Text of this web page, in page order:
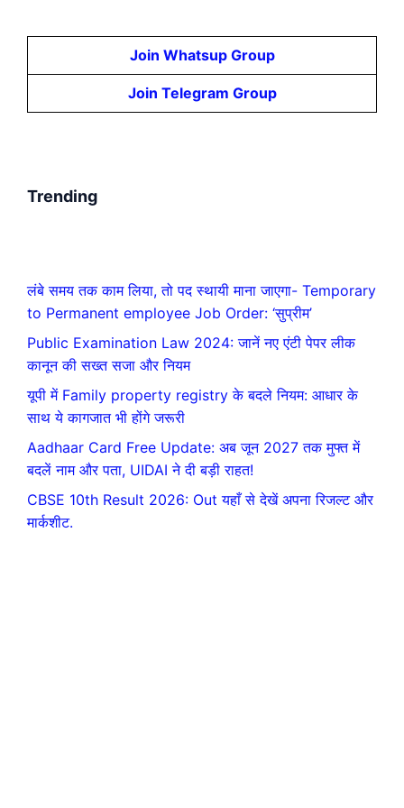
Join Whatsup Group
Join Telegram Group
Trending
लंबे समय तक काम लिया, तो पद स्थायी माना जाएगा- Temporary
to Permanent employee Job Order: ‘सुप्रीम’
Public Examination Law 2024: जानें नए एंटी पेपर लीक
कानून की सख्त सजा और नियम
यूपी में Family property registry के बदले नियम: आधार के
साथ ये कागजात भी होंगे जरूरी
Aadhaar Card Free Update: अब जून 2027 तक मुफ्त में
बदलें नाम और पता, UIDAI ने दी बड़ी राहत!
CBSE 10th Result 2026: Out यहाँ से देखें अपना रिजल्ट और
मार्कशीट.